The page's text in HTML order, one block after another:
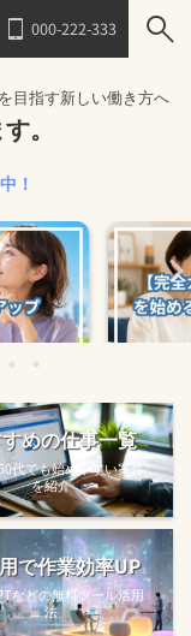
000-222-333
目指す新しい働き方へ
。
ップする
【完全ガ
めの仕事一覧
代でも始めやすい案件
を紹介
で作業効率UP
などの無料ツール活用
法